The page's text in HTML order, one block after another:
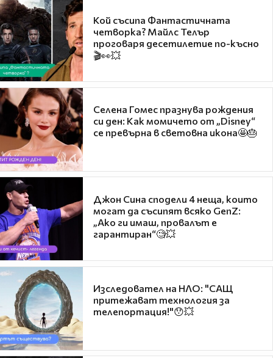
Кой съсипа Фантастичната
четворка? Майлс Телър
проговаря десетилетие по-късно
🎬👀💥
Селена Гомес празнува рождения
си ден: Как момичето от „Disney“
се превърна в световна икона🤩🎂
Джон Сина сподели 4 неща, които
могат да съсипят всяко GenZ:
„Ако ги имаш, провалът е
гарантиран“🧐💥
Изследовател на НЛО: "САЩ
притежават технология за
телепортация!"😯💥